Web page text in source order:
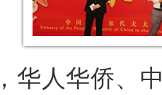
华人华侨、